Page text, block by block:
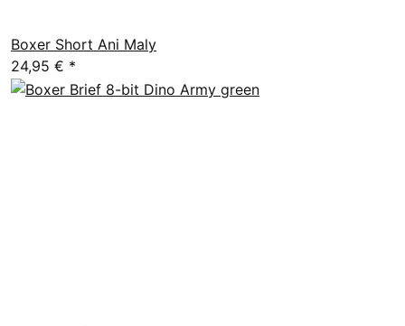
Boxer Short Ani Maly
24,95 € *